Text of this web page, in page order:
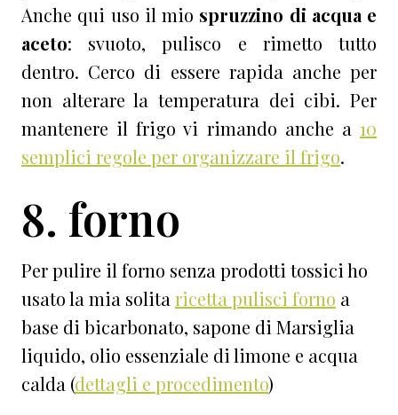
Anche qui uso il mio spruzzino di acqua e
aceto: svuoto, pulisco e rimetto tutto
dentro. Cerco di essere rapida anche per
non alterare la temperatura dei cibi. Per
mantenere il frigo vi rimando anche a 10
semplici regole per organizzare il frigo.
8. forno
Per pulire il forno senza prodotti tossici ho
usato la mia solita ricetta pulisci forno a
base di bicarbonato, sapone di Marsiglia
liquido, olio essenziale di limone e acqua
calda (dettagli e procedimento)